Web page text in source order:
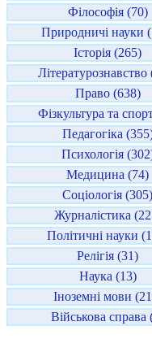
Філософія (70)
Природничі науки
Історія (265)
Літературознавство
Право (638)
Фізкультура та
Педагогіка
Психологія
Медицина (74)
Соціологія (305)
Журналістика
Політичні науки
Релігія (31)
Наука (13)
Іноземні мови
Військова справа